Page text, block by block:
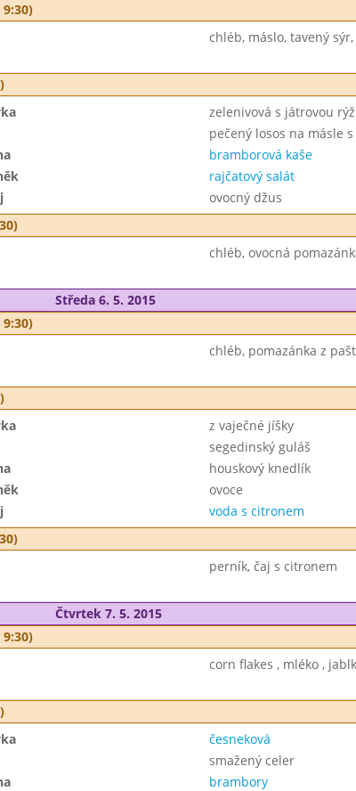
chléb, máslo, tavený
zelenivová s játrovou
pečený losos na másle
bramborová kaše
rajčatový salát
ovocný džus
chléb, ovocná
Středa 6. 5. 2015
chléb, pomazánka z
z vaječné jíšky
segedinský guláš
houskový knedlík
ovoce
voda s citronem
perník, čaj s citronem
Čtvrtek 7. 5. 2015
corn flakes , mléko ,
česneková
smažený celer
brambory